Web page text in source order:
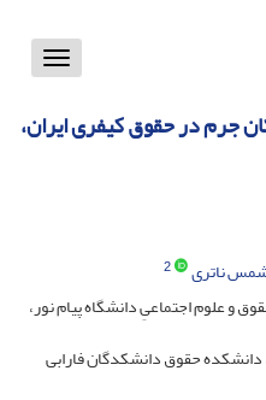
Toggle
جرم در حقوق کیفری ایران،
ناتری
2
علوم اجتماعیِ دانشگاه پیام نور،
حقوق دانشکدگان فارابی